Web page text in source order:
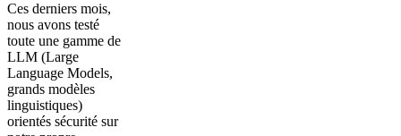
Ces derniers mois,
nous avons testé
toute une gamme de
LLM (Large
Language Models,
grands modèles
linguistiques)
orientés sécurité sur